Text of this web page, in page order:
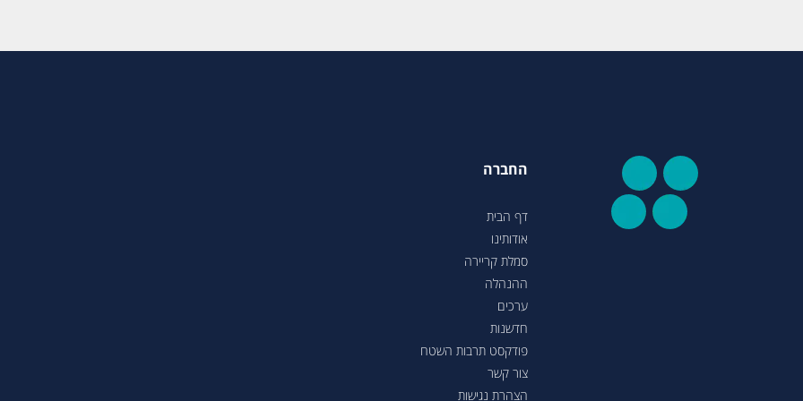
החברה
דף הבית
אודותינו
סמלת קריירה
ההנהלה
ערכים
חדשנות
פודקסט תרבות השטח
צור קשר
הצהרת נגישות